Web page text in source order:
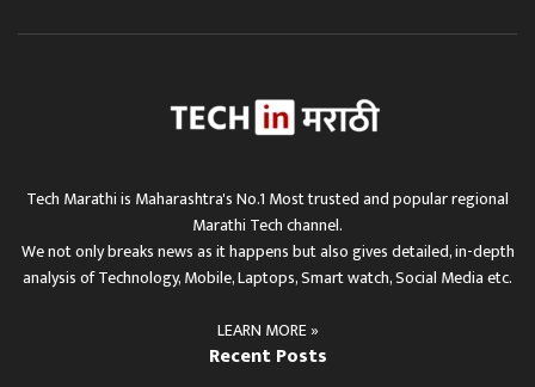
Tech Marathi is Maharashtra's No.1 Most trusted and popular regional
Marathi Tech channel.
We not only breaks news as it happens but also gives detailed, in-depth
analysis of Technology, Mobile, Laptops, Smart watch, Social Media etc.
LEARN MORE »
Recent Posts